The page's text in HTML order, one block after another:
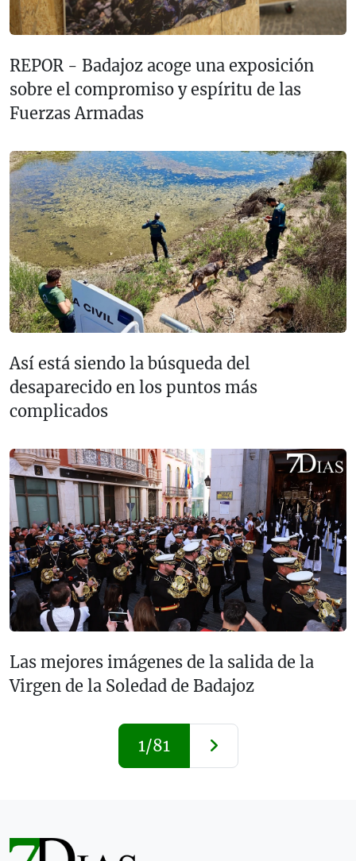
REPOR - Badajoz acoge una exposición
sobre el compromiso y espíritu de las
Fuerzas Armadas
Así está siendo la búsqueda del
desaparecido en los puntos más
complicados
Las mejores imágenes de la salida de la
Virgen de la Soledad de Badajoz
1/81